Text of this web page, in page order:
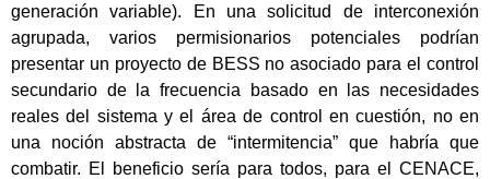
generación variable). En una solicitud de interconexión
agrupada, varios permisionarios potenciales podrían
presentar un proyecto de BESS no asociado para el control
secundario de la frecuencia basado en las necesidades
reales del sistema y el área de control en cuestión, no en
una noción abstracta de “intermitencia” que habría que
combatir. El beneficio sería para todos, para el CENACE,